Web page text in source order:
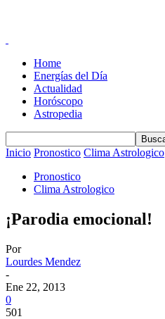
Home
Energías del Día
Actualidad
Horóscopo
Astropedia
Inicio Pronostico Clima Astrologico
Pronostico
Clima Astrologico
¡Parodia emocional!
Por
Lourdes Mendez
-
Ene 22, 2013
0
501